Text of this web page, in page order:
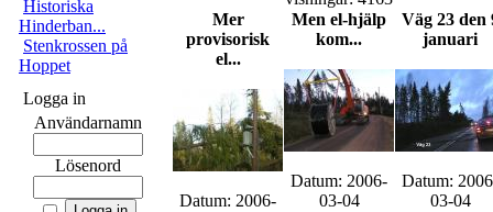
Historiska
Hinderban...
Stenkrossen på
Hoppet
Logga in
Användarnamn
Lösenord
Mer
provisorisk
el...
Datum: 2006-
Men el-hjälp
kom...
Datum: 2006-
03-04
Väg 23 den
januari
Datum:
03-04